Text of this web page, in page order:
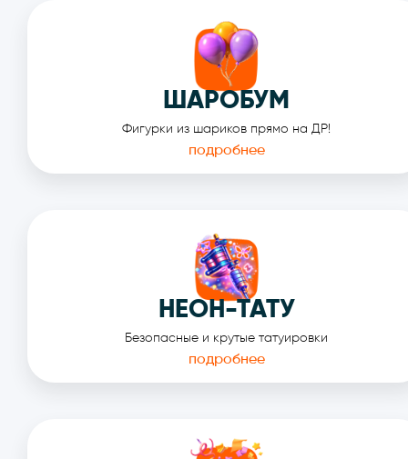
СМОТРЕТЬ ЕЩЁ ФОТО
Сделайте мероприятие ещё
ШАРОБУМ
Фигурки из шариков прямо на ДР!
подробнее
НЕОН-ТАТУ
Безопасные и крутые татуировки
подробнее